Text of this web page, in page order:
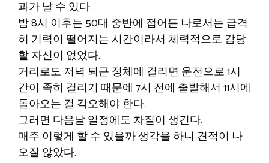
과가 날 수 있다.
밤 8시 이후는 50대 중반에 접어든 나로서는 급격
히 기력이 떨어지는 시간이라서 체력적으로 감당
할 자신이 없었다.
거리로도 저녁 퇴근 정체에 걸리면 운전으로 1시
간이 족히 걸리기 때문에 7시 전에 출발해서 11시에
돌아오는 걸 각오해야 한다.
그러면 다음날 일정에도 차질이 생긴다.
매주 이렇게 할 수 있을까 생각을 하니 견적이 나
오질 않았다.